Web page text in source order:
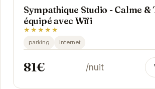
Sympathique Studio - Calme &
équipé avec Wifi
★★★★★
parking internet
81€ /nuit